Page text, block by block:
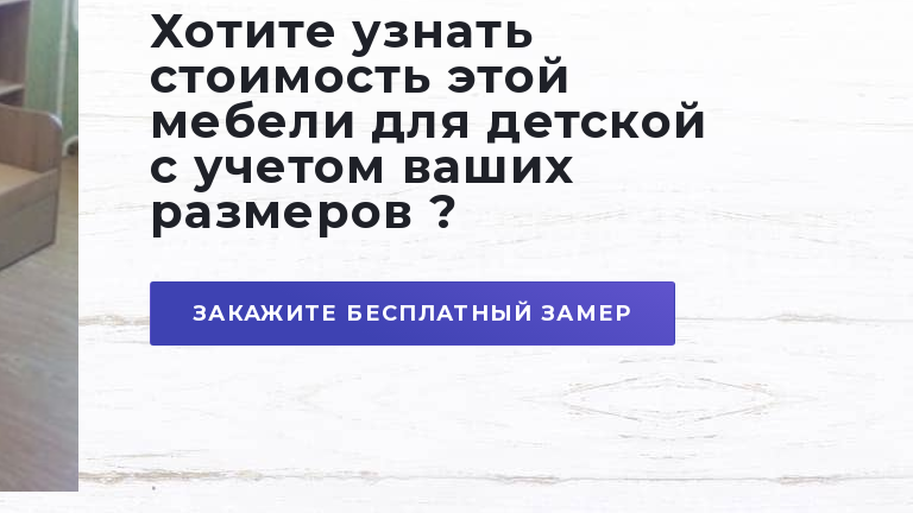
Хотите узнать
стоимость этой
мебели для детской
с учетом ваших
размеров ?
ЗАКАЖИТЕ БЕСПЛАТНЫЙ ЗАМЕР